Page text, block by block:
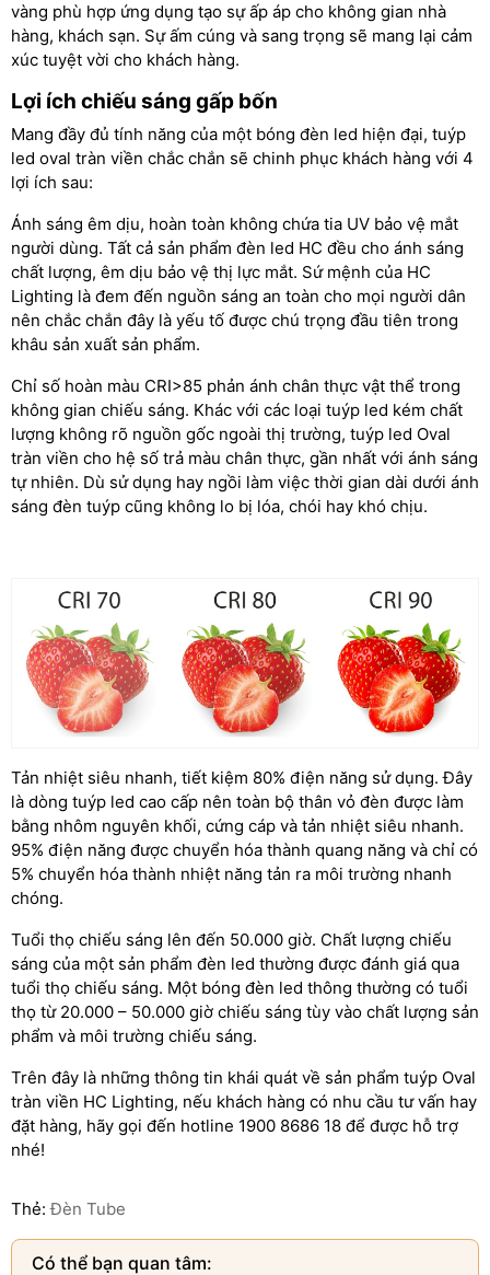
vàng phù hợp ứng dụng tạo sự ấp áp cho không gian nhà
hàng, khách sạn. Sự ấm cúng và sang trọng sẽ mang lại cảm
xúc tuyệt vời cho khách hàng.
Lợi ích chiếu sáng gấp bốn
Mang đầy đủ tính năng của một bóng đèn led hiện đại, tuýp
led oval tràn viền chắc chắn sẽ chinh phục khách hàng với 4
lợi ích sau:
Ánh sáng êm dịu, hoàn toàn không chứa tia UV bảo vệ mắt
người dùng. Tất cả sản phẩm đèn led HC đều cho ánh sáng
chất lượng, êm dịu bảo vệ thị lực mắt. Sứ mệnh của HC
Lighting là đem đến nguồn sáng an toàn cho mọi người dân
nên chắc chắn đây là yếu tố được chú trọng đầu tiên trong
khâu sản xuất sản phẩm.
Chỉ số hoàn màu CRI>85 phản ánh chân thực vật thể trong
không gian chiếu sáng. Khác với các loại tuýp led kém chất
lượng không rõ nguồn gốc ngoài thị trường, tuýp led Oval
tràn viền cho hệ số trả màu chân thực, gần nhất với ánh sáng
tự nhiên. Dù sử dụng hay ngồi làm việc thời gian dài dưới ánh
sáng đèn tuýp cũng không lo bị lóa, chói hay khó chịu.
Tản nhiệt siêu nhanh, tiết kiệm 80% điện năng sử dụng. Đây
là dòng tuýp led cao cấp nên toàn bộ thân vỏ đèn được làm
bằng nhôm nguyên khối, cứng cáp và tản nhiệt siêu nhanh.
95% điện năng được chuyển hóa thành quang năng và chỉ có
5% chuyển hóa thành nhiệt năng tản ra môi trường nhanh
chóng.
Tuổi thọ chiếu sáng lên đến 50.000 giờ. Chất lượng chiếu
sáng của một sản phẩm đèn led thường được đánh giá qua
tuổi thọ chiếu sáng. Một bóng đèn led thông thường có tuổi
thọ từ 20.000 – 50.000 giờ chiếu sáng tùy vào chất lượng sản
phẩm và môi trường chiếu sáng.
Trên đây là những thông tin khái quát về sản phẩm tuýp Oval
tràn viền HC Lighting, nếu khách hàng có nhu cầu tư vấn hay
đặt hàng, hãy gọi đến hotline 1900 8686 18 để được hỗ trợ
nhé!
Thẻ:Đèn Tube
Có thể bạn quan tâm: